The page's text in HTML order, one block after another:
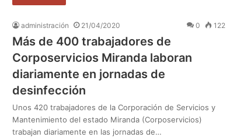
administración 21/04/2020 0 122
Más de 400 trabajadores de
Corposervicios Miranda laboran
diariamente en jornadas de
desinfección
Unos 420 trabajadores de la Corporación de Servicios y
Mantenimiento del estado Miranda (Corposervicios)
trabajan diariamente en las jornadas de…